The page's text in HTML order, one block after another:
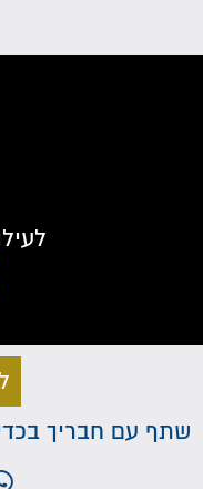
שתף עם חבריך